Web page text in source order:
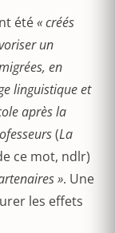
été« créés
un
en
linguistique et
après la
(La
ce mot, ndlr)
». Une
les effets